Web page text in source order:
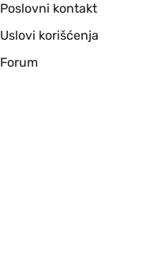
Poslovni kontakt
Uslovi korišćenja
Forum